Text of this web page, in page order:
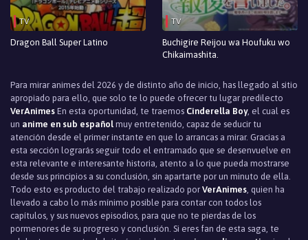
TV
Dragon Ball Super Latino
TV
Buchigire Reijou wa Houfuku wo
Chikaimashita.
Para mirar animes del 2026 y de distinto año de inicio, has llegado al sitio
apropiado para ello, que solo te lo puede ofrecer tu lugar predilecto
VerAnimes En esta oportunidad, te traemos Cinderella Boy, el cual es
un anime en sub español muy entretenido, capaz de seducir tu
atención desde el primer instante en que lo arrancas a mirar. Gracias a
esta sección lograrás seguir todo el entramado que se desenvuelve en
esta relevante e interesante historia, atento a lo que pueda mostrarse
desde sus principios a su conclusión, sin apartarte por un minuto de ella.
Todo esto es producto del trabajo realizado por VerAnimes , quien ha
llevado a cabo lo más mínimo posible para contar con todos los
capítulos, y sus nuevos episodios, para que no te pierdas de los
pormenores de su progreso y conclusión. Si eres fan de esta saga, te